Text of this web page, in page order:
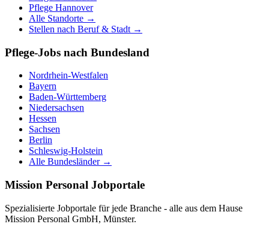
Pflege Hannover
Alle Standorte →
Stellen nach Beruf & Stadt →
Pflege-Jobs nach Bundesland
Nordrhein-Westfalen
Bayern
Baden-Württemberg
Niedersachsen
Hessen
Sachsen
Berlin
Schleswig-Holstein
Alle Bundesländer →
Mission Personal Jobportale
Spezialisierte Jobportale für jede Branche - alle aus dem Hause
Mission Personal GmbH, Münster.